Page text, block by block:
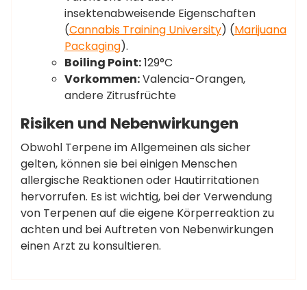
insektenabweisende Eigenschaften​
(Cannabis Training University)​​ (Marijuana
Packaging)​.
Boiling Point:129°C
Vorkommen:Valencia-Orangen,
andere Zitrusfrüchte
Risiken und Nebenwirkungen
Obwohl Terpene im Allgemeinen als sicher
gelten, können sie bei einigen Menschen
allergische Reaktionen oder Hautirritationen
hervorrufen. Es ist wichtig, bei der Verwendung
von Terpenen auf die eigene Körperreaktion zu
achten und bei Auftreten von Nebenwirkungen
einen Arzt zu konsultieren.
Angstlinderung,Cannabidiol